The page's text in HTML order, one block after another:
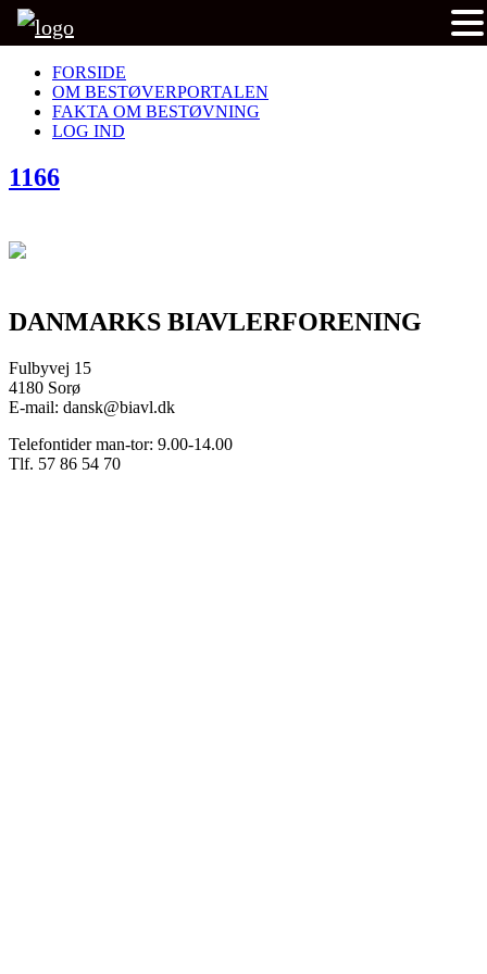
FORSIDE
OM BESTØVERPORTALEN
FAKTA OM BESTØVNING
LOG IND
1166
DANMARKS BIAVLERFORENING
Fulbyvej 15
4180 Sorø
E-mail: dansk@biavl.dk
Telefontider man-tor: 9.00-14.00
Tlf. 57 86 54 70